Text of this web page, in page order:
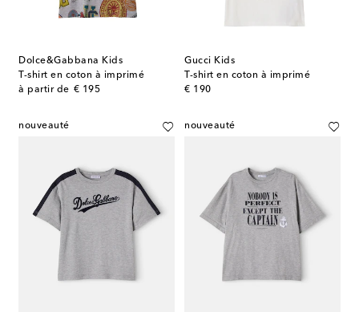
Dolce&Gabbana Kids
T-shirt en coton à imprimé
à partir de € 195
original price
Gucci Kids
T-shirt en coton à imprimé
€ 190
original price
nouveauté nouveauté